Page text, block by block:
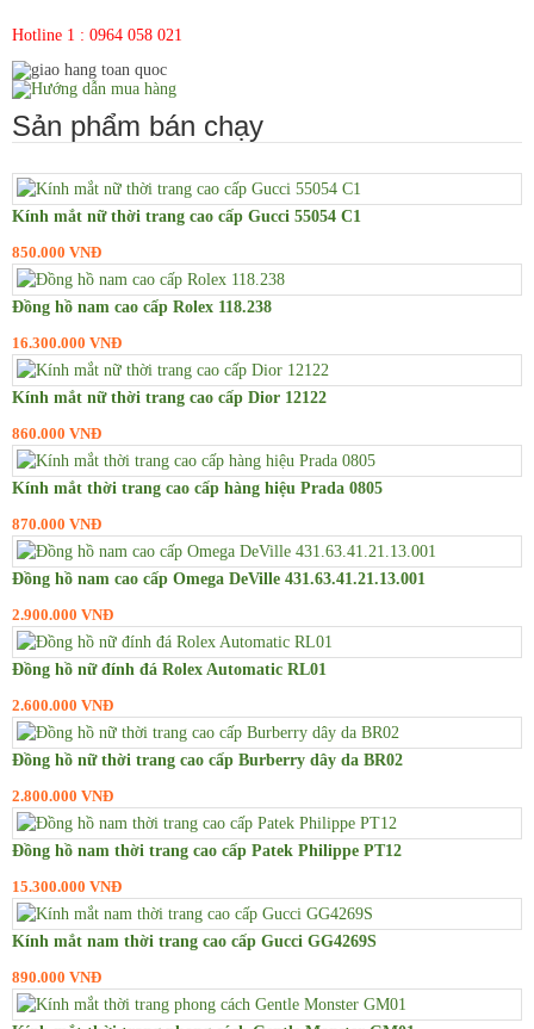
Đồng hồ Rado
Đồng hồ Seiko
Đồng hồ nữ
Đồng hồ Rolex nữ
Đồng hồ nữ Chopard
Đồng hồ Longines nữ
Đồng hồ Richard Mille nữ
Đồng hồ Michael Kors nữ
Đồng hồ Patek Philippe nữ
Đồng hồ Emporio Armani nữ
Đồng hồ Omega nữ
Đồng hồ Citizen Eco Drive nữ
Đồng hồ Tissot nữ
Đồng hồ Casio nữ
Đồng hồ Franck Muller nữ
Đồng hồ Piaget nữ
Kính mắt Solex
Kính mắt Porsche
Kính mắt Dolce Gabbana
Kính mắt Rayban
Kính mắt Cartier
Kính mắt Dior
Hotline 1 : 0964 058 021
Sản phẩm bán chạy
Kính mắt nữ thời trang cao cấp Gucci 55054 C1
850.000 VNĐ
Đồng hồ nam cao cấp Rolex 118.238
16.300.000 VNĐ
Kính mắt nữ thời trang cao cấp Dior 12122
860.000 VNĐ
Kính mắt thời trang cao cấp hàng hiệu Prada 0805
870.000 VNĐ
Đồng hồ nam cao cấp Omega DeVille 431.63.41.21.13.001
2.900.000 VNĐ
Đồng hồ nữ đính đá Rolex Automatic RL01
2.600.000 VNĐ
Đồng hồ nữ thời trang cao cấp Burberry dây da BR02
2.800.000 VNĐ
Đồng hồ nam thời trang cao cấp Patek Philippe PT12
15.300.000 VNĐ
Kính mắt nam thời trang cao cấp Gucci GG4269S
890.000 VNĐ